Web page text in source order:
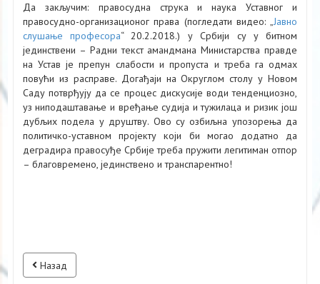
Да закључим: правосудна струка и наука Уставног и
правосудно-организационог права (погледати видео: „Јавно
слушање професора“ 20.2.2018.) у Србији су у битном
јединствени – Радни текст амандмана Министарства правде
на Устав је препун слабости и пропуста и треба га одмах
повући из расправе. Догађаји на Округлом столу у Новом
Саду потврђују да се процес дискусије води тенденциозно,
уз ниподаштавање и вређање судија и тужилаца и ризик још
дубљих подела у друштву. Ово су озбиљна упозорења да
политичко-уставном пројекту који би могао додатно да
деградира правосуђе Србије треба пружити легитиман отпор
– благовремено, јединствено и транспарентно!
Назад